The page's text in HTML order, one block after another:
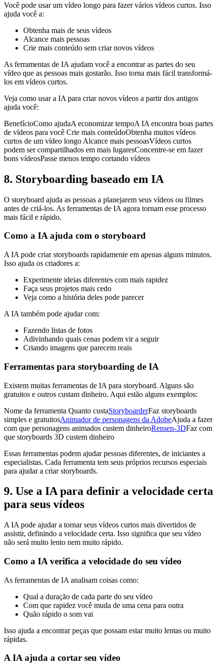
Você pode usar um vídeo longo para fazer vários vídeos curtos. Isso
ajuda você a:
Obtenha mais de seus vídeos
Alcance mais pessoas
Crie mais conteúdo sem criar novos vídeos
As ferramentas de IA ajudam você a encontrar as partes do seu
vídeo que as pessoas mais gostarão. Isso torna mais fácil transformá-
los em vídeos curtos.
Veja como usar a IA para criar novos vídeos a partir dos antigos
ajuda você:
BenefícioComo ajudaA economizar tempoA IA encontra boas partes
de vídeos para você Crie mais conteúdoObtenha muitos vídeos
curtos de um vídeo longo Alcance mais pessoasVídeos curtos
podem ser compartilhados em mais lugaresConcentre-se em fazer
bons vídeosPasse menos tempo cortando vídeos
8. Storyboarding baseado em IA
O storyboard ajuda as pessoas a planejarem seus vídeos ou filmes
antes de criá-los. As ferramentas de IA agora tornam esse processo
mais fácil e rápido.
Como a IA ajuda com o storyboard
A IA pode criar storyboards rapidamente em apenas alguns minutos.
Isso ajuda os criadores a:
Experimente ideias diferentes com mais rapidez
Faça seus projetos mais cedo
Veja como a história deles pode parecer
A IA também pode ajudar com:
Fazendo listas de fotos
Adivinhando quais cenas podem vir a seguir
Criando imagens que parecem reais
Ferramentas para storyboarding de IA
Existem muitas ferramentas de IA para storyboard. Alguns são
gratuitos e outros custam dinheiro. Aqui estão alguns exemplos:
Nome da ferramenta Quanto custaStoryboarderFaz storyboards
simples e gratuitosAnimador de personagens da AdobeAjuda a fazer
com que personagens animados custem dinheiroRensen-3DFaz com
que storyboards 3D custem dinheiro
Essas ferramentas podem ajudar pessoas diferentes, de iniciantes a
especialistas. Cada ferramenta tem seus próprios recursos especiais
para ajudar a criar storyboards.
9. Use a IA para definir a velocidade certa
para seus vídeos
A IA pode ajudar a tornar seus vídeos curtos mais divertidos de
assistir, definindo a velocidade certa. Isso significa que seu vídeo
não será muito lento nem muito rápido.
Como a IA verifica a velocidade do seu vídeo
As ferramentas de IA analisam coisas como:
Qual a duração de cada parte do seu vídeo
Com que rapidez você muda de uma cena para outra
Quão rápido o som vai
Isso ajuda a encontrar peças que possam estar muito lentas ou muito
rápidas.
A IA ajuda a cortar seu vídeo